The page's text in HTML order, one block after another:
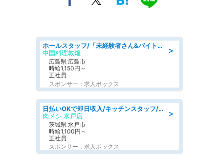
＞
ホールスタッフ/「未経験者さん&バイトデビューも大歓迎」残業ほぼなし×1日3時間〜勤務OK!フォロー体制も充実/広島県/広島市南区
中国料理敦煌
広島県 広島市
時給1,150円～
正社員
スポンサー：求人ボックス
＞
日払いOKで即日収入/キッチンスタッフ/「原付免許必須」デリバリー業務など、自己成長可能な幅広い仕事に挑戦!髪型自由&ピアス・ネイルOK/茨城県/水戸市
肉メシ 水戸店
茨城県 水戸市
時給1,100円～
正社員
スポンサー：求人ボックス